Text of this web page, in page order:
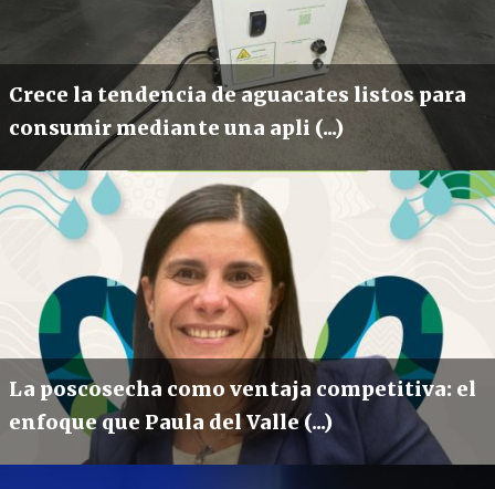
Crece la tendencia de aguacates listos para
consumir mediante una apli (...)
La poscosecha como ventaja competitiva: el
enfoque que Paula del Valle (...)